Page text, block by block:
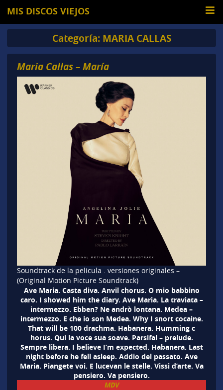
MIS DISCOS VIEJOS
Categoría: MARIA CALLAS
Maria Callas – María
Soundtrack de la pelicula . versiones originales –
(Original Motion Picture Soundtrack)
Ave Maria. Casta diva. Anvil chorus. O mio babbino
caro. I showed him the diary. Ave Maria. La traviata –
intermezzo. Ebben? Ne andrò lontana. Medea –
intermezzo. E che io son Medea. Why I snort cocaine.
That will be 100 drachma. Habanera. Humming c
horus. Qui la voce sua soave. Parsifal – prelude.
Sempre libera. I believe I’m expected. Habanera. Last
night before he fell asleep. Addio del passato. Ave
Maria. Piangete voi. E lucevan le stelle. Vissi d’arte. Va
pensiero. Va pensiero.
MDV